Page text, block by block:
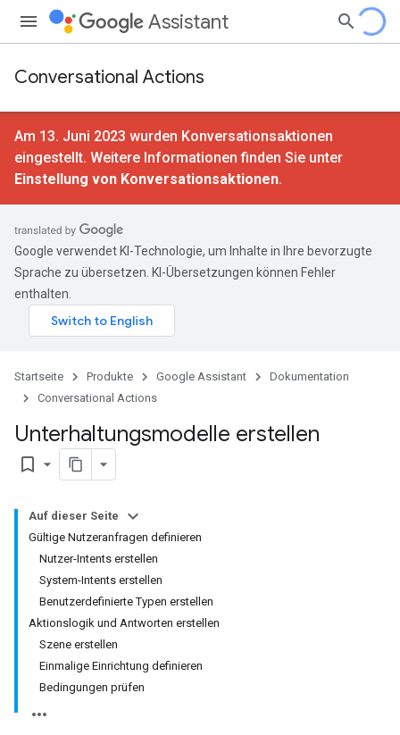
Assistant
Conversational Actions
Am 13. Juni 2023 wurden Konversationsaktionen
eingestellt. Weitere Informationen finden Sie unter
Einstellung von Konversationsaktionen.
Google verwendet KI-Technologie, um Inhalte in Ihre bevorzugte
Sprache zu übersetzen. KI-Übersetzungen können Fehler
enthalten.
Startseite Produkte Google Assistant
Dokumentation
Conversational Actions
Unterhaltungsmodelle erstellen
bookmark_border
Auf dieser Seite
Gültige Nutzeranfragen definieren
Nutzer-Intents erstellen
System-Intents erstellen
Benutzerdefinierte Typen erstellen
Aktionslogik und Antworten erstellen
Szene erstellen
Einmalige Einrichtung definieren
Bedingungen prüfen